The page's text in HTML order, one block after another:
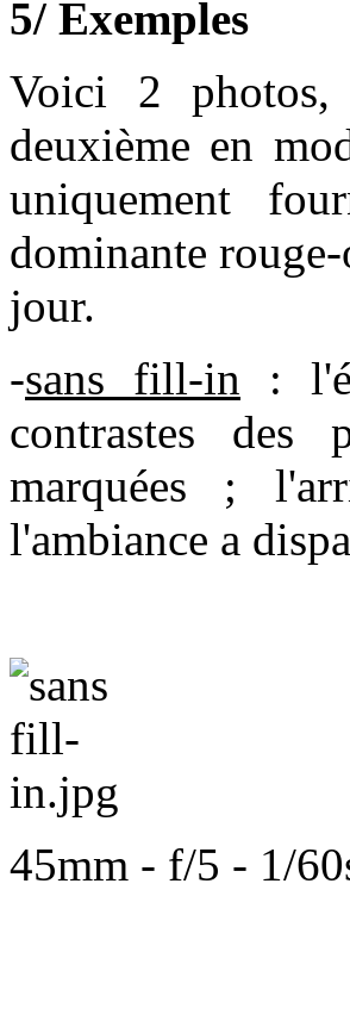
5/ Exemples
Voici 2
deuxième en
uniquement
dominante
jour.
-sans fill-in :
contrastes des
marquées ;
l'ambiance a
45mm - f/5 - 1/